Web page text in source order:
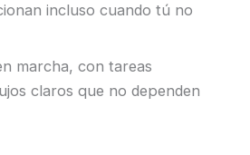
incluso cuando tú no
marcha, con tareas
claros que no dependen